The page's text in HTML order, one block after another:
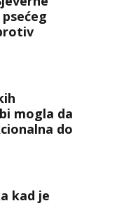
mogla da
do
kad je